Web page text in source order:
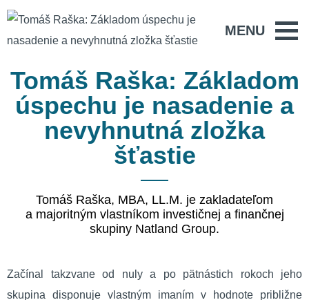
MENU
Tomáš Raška: Základom
úspechu je nasadenie a
nevyhnutná zložka
šťastie
Tomáš Raška, MBA, LL.M. je zakladateľom
a majoritným vlastníkom investičnej a finančnej
skupiny Natland Group.
Začínal takzvane od nuly a po pätnástich rokoch jeho
skupina disponuje vlastným imaním v hodnote približne